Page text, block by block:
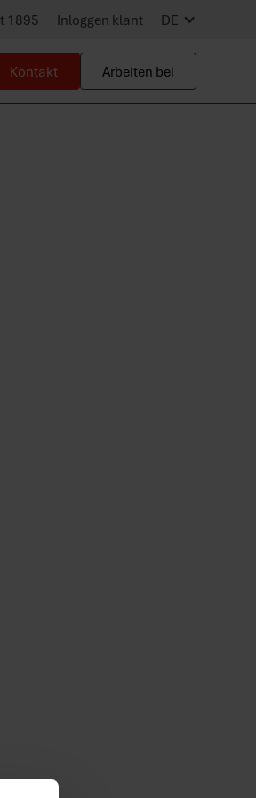
1895 Inloggen klant DE
Kontakt Arbeiten bei